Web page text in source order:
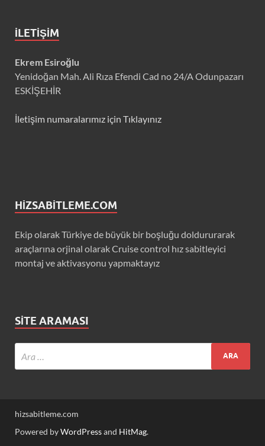
İLETIŞIM
Ekrem Esiroğlu
Yenidoğan Mah. Ali Rıza Efendi Cad no 24/A Odunpazarı
ESKİŞEHİR
İletişim numaralarımız için Tıklayınız
HIZSABITLEME.COM
Ekip olarak Türkiye de büyük bir boşluğu doldururarak
araçlarına orjinal olarak Cruise control hız sabitleyici
montaj ve aktivasyonu yapmaktayız
SITE ARAMASI
hizsabitleme.com
Powered byWordPressand HitMag.